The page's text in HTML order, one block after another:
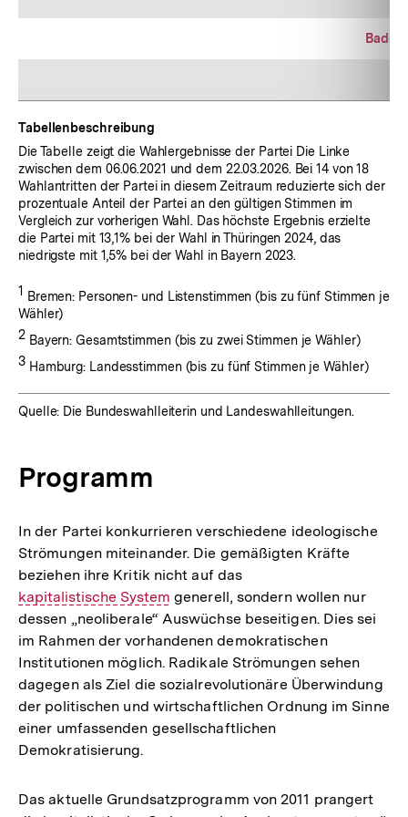
Tabellenbeschreibung
Die Tabelle zeigt die Wahlergebnisse der Partei Die Linke
zwischen dem 06.06.2021 und dem 22.03.2026. Bei 14 von 18
Wahlantritten der Partei in diesem Zeitraum reduzierte sich der
prozentuale Anteil der Partei an den gültigen Stimmen im
Vergleich zur vorherigen Wahl. Das höchste Ergebnis erzielte
die Partei mit 13,1% bei der Wahl in Thüringen 2024, das
niedrigste mit 1,5% bei der Wahl in Bayern 2023.
Fußnote:
1 Bremen: Personen- und Listenstimmen (bis zu fünf Stimmen je
Wähler)
Fußnote:
2Bayern: Gesamtstimmen (bis zu zwei Stimmen je Wähler)
Fußnote:
3Hamburg: Landesstimmen (bis zu fünf Stimmen je Wähler)
Quelle: Die Bundeswahlleiterin und Landeswahlleitungen.
Programm
In der Partei konkurrieren verschiedene ideologische
Strömungen miteinander. Die gemäßigten Kräfte
beziehen ihre Kritik nicht auf das
kapitalistische System
(Begriffserklärung)
generell, sondern wollen nur
dessen „neoliberale“ Auswüchse beseitigen. Dies sei
im Rahmen der vorhandenen demokratischen
Institutionen möglich. Radikale Strömungen sehen
dagegen als Ziel die sozialrevolutionäre Überwindung
der politischen und wirtschaftlichen Ordnung im Sinne
einer umfassenden gesellschaftlichen
Demokratisierung.
Das aktuelle Grundsatzprogramm von 2011 prangert